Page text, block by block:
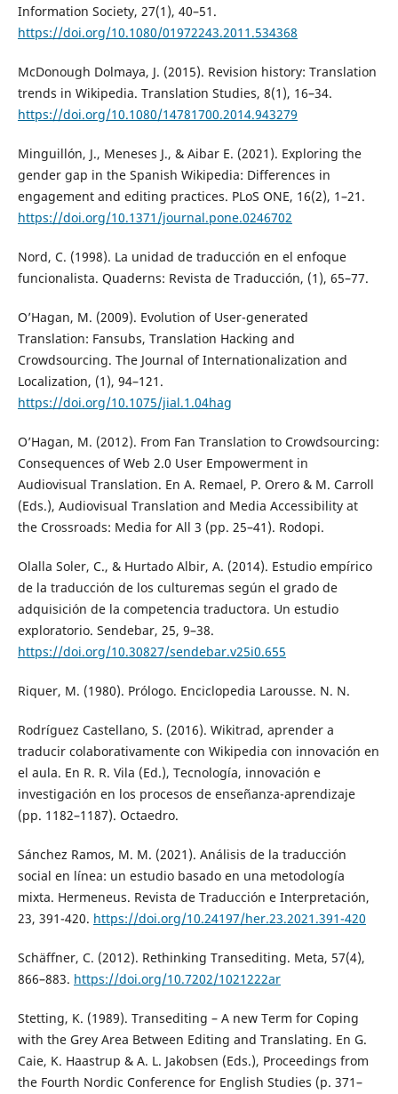
Information Society, 27(1), 40–51.
https://doi.org/10.1080/01972243.2011.534368
McDonough Dolmaya, J. (2015). Revision history: Translation
trends in Wikipedia. Translation Studies, 8(1), 16–34.
https://doi.org/10.1080/14781700.2014.943279
Minguillón, J., Meneses J., & Aibar E. (2021). Exploring the
gender gap in the Spanish Wikipedia: Differences in
engagement and editing practices. PLoS ONE, 16(2), 1–21.
https://doi.org/10.1371/journal.pone.0246702
Nord, C. (1998). La unidad de traducción en el enfoque
funcionalista. Quaderns: Revista de Traducción, (1), 65–77.
O’Hagan, M. (2009). Evolution of User-generated
Translation: Fansubs, Translation Hacking and
Crowdsourcing. The Journal of Internationalization and
Localization, (1), 94–121.
https://doi.org/10.1075/jial.1.04hag
O’Hagan, M. (2012). From Fan Translation to Crowdsourcing:
Consequences of Web 2.0 User Empowerment in
Audiovisual Translation. En A. Remael, P. Orero & M. Carroll
(Eds.), Audiovisual Translation and Media Accessibility at
the Crossroads: Media for All 3 (pp. 25–41). Rodopi.
Olalla Soler, C., & Hurtado Albir, A. (2014). Estudio empírico
de la traducción de los culturemas según el grado de
adquisición de la competencia traductora. Un estudio
exploratorio. Sendebar, 25, 9–38.
https://doi.org/10.30827/sendebar.v25i0.655
Riquer, M. (1980). Prólogo. Enciclopedia Larousse. N. N.
Rodríguez Castellano, S. (2016). Wikitrad, aprender a
traducir colaborativamente con Wikipedia con innovación en
el aula. En R. R. Vila (Ed.), Tecnología, innovación e
investigación en los procesos de enseñanza-aprendizaje
(pp. 1182–1187). Octaedro.
Sánchez Ramos, M. M. (2021). Análisis de la traducción
social en línea: un estudio basado en una metodología
mixta. Hermeneus. Revista de Traducción e Interpretación,
23, 391-420. https://doi.org/10.24197/her.23.2021.391-420
Schäffner, C. (2012). Rethinking Transediting. Meta, 57(4),
866–883. https://doi.org/10.7202/1021222ar
Stetting, K. (1989). Transediting – A new Term for Coping
with the Grey Area Between Editing and Translating. En G.
Caie, K. Haastrup & A. L. Jakobsen (Eds.), Proceedings from
the Fourth Nordic Conference for English Studies (p. 371–